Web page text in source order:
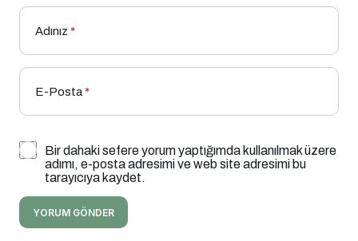
Adınız *
E-Posta*
Bir dahaki sefere yorum yaptığımda kullanılmak üzere
adımı, e-posta adresimi ve web site adresimi bu
tarayıcıya kaydet.
YORUM GÖNDER